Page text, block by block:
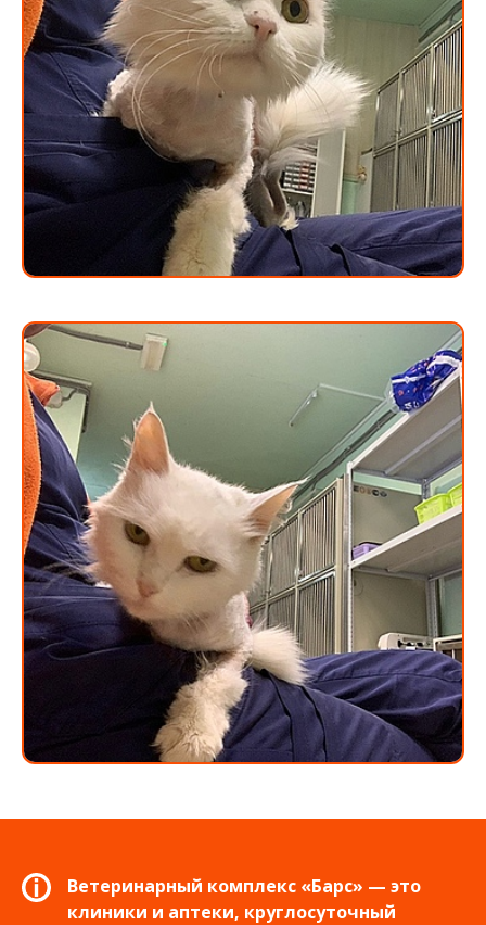
Ветеринарный комплекс «Барс» — это
клиники и аптеки, круглосуточный